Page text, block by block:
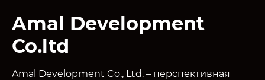
Amal Development
Co.ltd
Amal Development Co., Ltd. – перспективная